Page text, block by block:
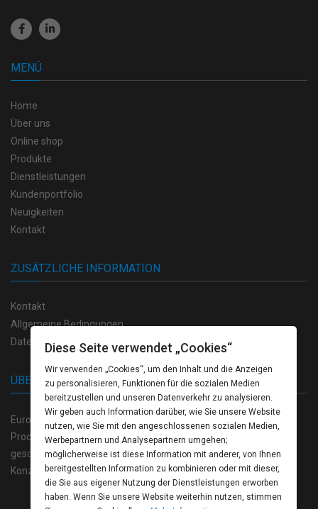
MENÜ
Home
Über uns
Online shop
Produkte
Dienstleistungen
Kundenportfolio
Neuigkeiten
Kontakt
ZUSÄTZLICHE INFORMATION
Kontakt
Allgemeine Bedingungen
Datenschutzvorschriften
ÜBER UNS
Europrint Bulgarien bietet eine breite Palette von hochwertigen
Produkten auf dem Gebiet der Polygraphie, sowie einen völlig
geschlossenen Zyklus der Produktion von der kreativen
Konzeption bis zum fertigten Produkt.
Diese Seite verwendet „Cookies“
Wir verwenden „Cookies“, um den Inhalt und die Anzeigen
zu personalisieren, Funktionen für die sozialen Medien
bereitzustellen und unseren Datenverkehr zu analysieren.
Wir geben auch Information darüber, wie Sie unsere Website
nutzen, wie Sie mit den angeschlossenen sozialen Medien,
Werbepartnern und Analysepartnern umgehen;
möglicherweise ist diese Information mit anderer, von Ihnen
bereitgestellten Information zu kombinieren oder mit dieser,
die Sie aus eigener Nutzung der Dienstleistungen erworben
haben. Wenn Sie unsere Website weiterhin nutzen, stimmen